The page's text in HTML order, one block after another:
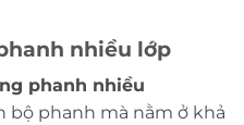
nhiều lớp
phanh nhiều
bộ phanh mà nằm ở khả